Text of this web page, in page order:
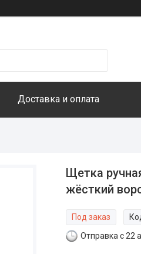
Доставка и оплата
Щетка
жёсткий
Под заказ
Отправка с 22